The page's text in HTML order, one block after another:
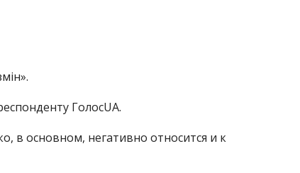
ГолосUA.
в основном, негативно относится и к